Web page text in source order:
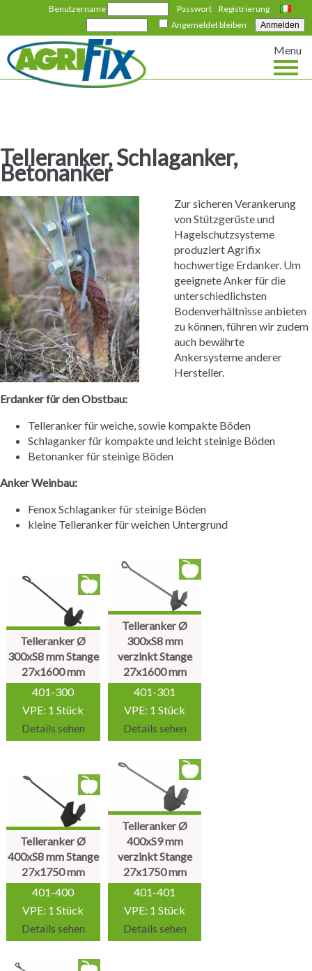
Italiano
Registrierung
Benutzername
Passwort
Angemeldet bleiben
Menu
Telleranker, Schlaganker,
Betonanker
Zur sicheren Verankerung
von Stützgerüste und
Hagelschutzsysteme
produziert Agrifix
hochwertige Erdanker. Um
geeignete Anker für die
unterschiedlichsten
Bodenverhältnisse anbieten
zu können, führen wir zudem
auch bewährte
Ankersysteme anderer
Hersteller.
Erdanker für den Obstbau:
Telleranker für weiche, sowie kompakte Böden
Schlaganker für kompakte und leicht steinige Böden
Betonanker für steinige Böden
Anker Weinbau:
Fenox Schlaganker für steinige Böden
kleine Telleranker für weichen Untergrund
Telleranker Ø
300xS8 mm Stange
27x1600 mm
401-300
VPE: 1 Stück
Details sehen
Telleranker Ø
300xS8 mm
verzinkt Stange
27x1600 mm
401-301
VPE: 1 Stück
Details sehen
Telleranker Ø
400xS8 mm Stange
27x1750 mm
401-400
VPE: 1 Stück
Details sehen
Telleranker Ø
400xS9 mm
verzinkt Stange
27x1750 mm
401-401
VPE: 1 Stück
Details sehen